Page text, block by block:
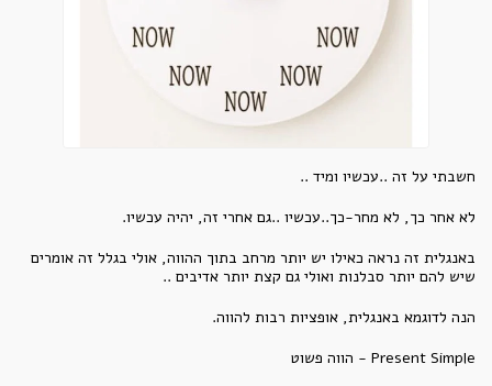
חשבתי על זה ..עכשיו ומיד ..
לא אחר כך, לא מחר-כך..עכשיו ..גם אחרי זה, יהיה עכשיו.
באנגלית זה נראה כאילו יש יותר מרחב בתוך ההווה, אולי בגלל זה אומרים
שיש להם יותר סבלנות ואולי גם קצת יותר אדיבים ..
הנה לדוגמא באנגלית, אופציות רבות להווה.
Present Simple - הווה פשוט